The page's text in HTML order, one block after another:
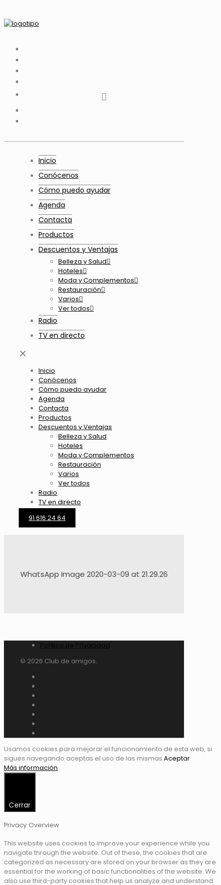
Youtube
Inicio
Conócenos
Cómo puedo ayudar
Agenda
Contacta
Productos
Descuentos y Ventajas
Belleza y Salud
Hoteles
Moda y Complementos
Restauración
Varios
Ver todos
Radio
TV en directo
✕
Inicio
Conócenos
Cómo puedo ayudar
Agenda
Contacta
Productos
Descuentos y Ventajas
Belleza y Salud
Hoteles
Moda y Complementos
Restauración
Varios
Ver todos
Radio
TV en directo
91 616 24 64
WhatsApp Image 2020-03-09 at 21.29.26
Política de Privacidad
© 2026 Club de amigos.
Usamos cookies para mejorar el funcionamiento de esta web, si
sigues navegando aceptas el uso de las mismas.Aceptar
Más información
Cerrar
Privacy Overview
This website uses cookies to improve your experience while you
navigate through the website. Out of these, the cookies that are
categorized as necessary are stored on your browser as they are
essential for the working of basic functionalities of the website. We
also use third-party cookies that help us analyze and understand